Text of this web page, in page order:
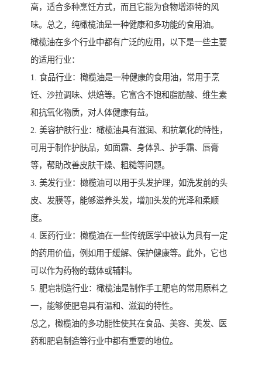
高，适合多种烹饪方式，而且它能为食物增添特的风
味。总之，纯橄榄油是一种健康和多功能的食用油。
橄榄油在多个行业中都有广泛的应用，以下是一些主要
的适用行业：
1. 食品行业：橄榄油是一种健康的食用油，常用于烹
饪、沙拉调味、烘焙等。它富含不饱和脂肪酸、维生素
和抗氧化物质，对人体健康有益。
2. 美容护肤行业：橄榄油具有滋润、和抗氧化的特性，
可用于制作护肤品，如面霜、身体乳、护手霜、唇膏
等，帮助改善皮肤干燥、粗糙等问题。
3. 美发行业：橄榄油可以用于头发护理，如洗发前的头
皮、发膜等，能够滋养头发，增加头发的光泽和柔顺
度。
4. 医药行业：橄榄油在一些传统医学中被认为具有一定
的药用价值，例如用于缓解、保护健康等。此外，它也
可以作为药物的载体或辅料。
5. 肥皂制造行业：橄榄油是制作手工肥皂的常用原料之
一，能够使肥皂具有温和、滋润的特性。
总之，橄榄油的多功能性使其在食品、美容、美发、医
药和肥皂制造等行业中都有重要的地位。